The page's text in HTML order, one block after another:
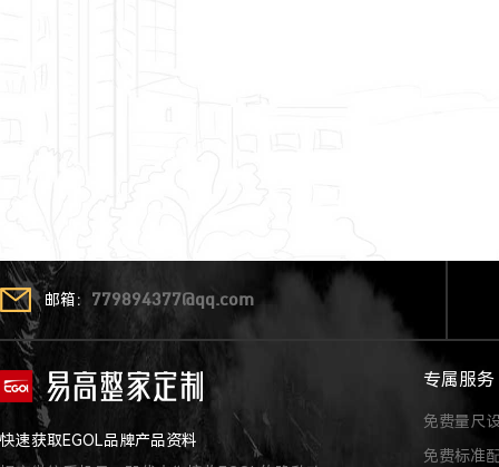
邮箱： 779894377@qq.com
快速获取EGOL品牌产品资料
专属服务
免费量尺
免费标准